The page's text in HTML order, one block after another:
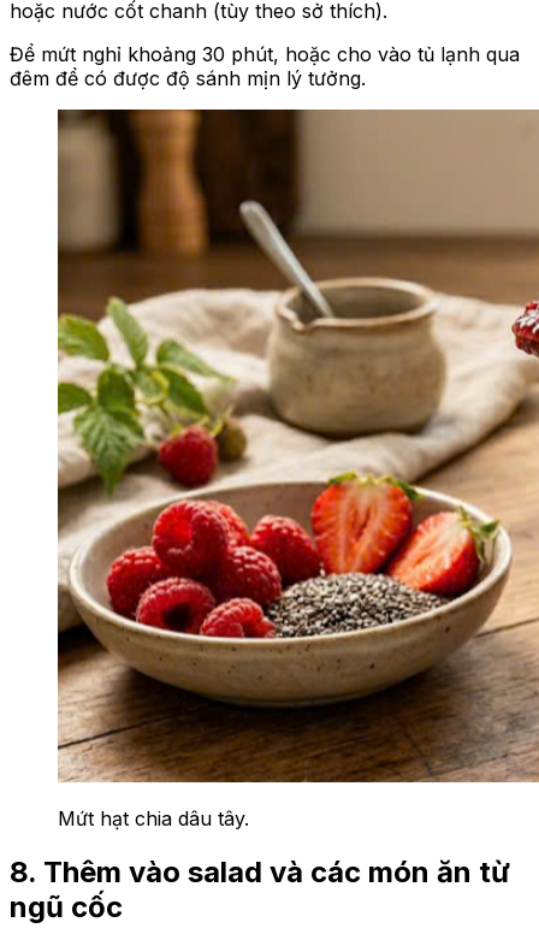
hoặc nước cốt chanh (tùy theo sở thích).
Để mứt nghỉ khoảng 30 phút, hoặc cho vào tủ lạnh qua
đêm để có được độ sánh mịn lý tưởng.
Mứt hạt chia dâu tây.
8. Thêm vào salad và các món ăn từ
ngũ cốc